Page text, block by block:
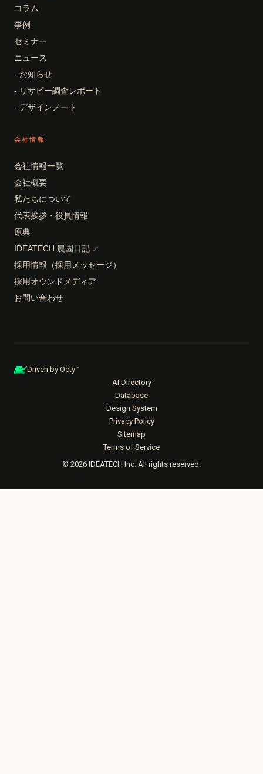
コラム
事例
セミナー
ニュース
- お知らせ
- リサピー調査レポート
- デザインノート
会社情報
会社情報一覧
会社概要
私たちについて
代表挨拶・役員情報
原典
IDEATECH 農園日記 ↗
採用情報（採用メッセージ）
採用オウンドメディア
お問い合わせ
Driven by Octy™
© 2026 IDEATECH Inc. All rights reserved.
AI Directory
Database
Design System
Privacy Policy
Sitemap
Terms of Service